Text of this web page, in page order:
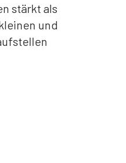
stärkt als
und